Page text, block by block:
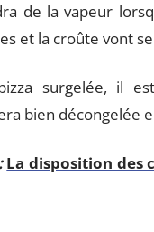
de la vapeur
et la croûte vont
surgelée, il
bien décongelée
La disposition des